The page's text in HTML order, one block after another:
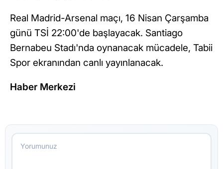
Real Madrid-Arsenal maçı, 16 Nisan Çarşamba
günü TSİ 22:00'de başlayacak. Santiago
Bernabeu Stadı'nda oynanacak mücadele, Tabii
Spor ekranından canlı yayınlanacak.
Haber Merkezi